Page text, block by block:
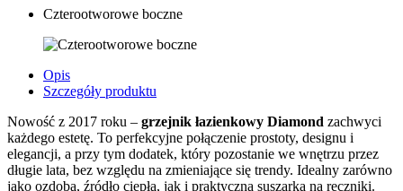
Czterootworowe boczne
Opis
Szczegóły produktu
Nowość z 2017 roku – grzejnik łazienkowy Diamond zachwyci
każdego estetę. To perfekcyjne połączenie prostoty, designu i
elegancji, a przy tym dodatek, który pozostanie we wnętrzu przez
długie lata, bez względu na zmieniające się trendy. Idealny zarówno
jako ozdoba, źródło ciepła, jak i praktyczna suszarka na ręczniki.